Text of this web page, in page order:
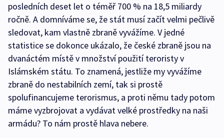
posledních deset let o téměř 700 % na 18,5 miliardy
ročně. A domníváme se, že stát musí začít velmi pečlivě
sledovat, kam vlastně zbraně vyvážíme. V jedné
statistice se dokonce ukázalo, že české zbraně jsou na
dvanáctém místě v množství použití teroristy v
Islámském státu. To znamená, jestliže my vyvážíme
zbraně do nestabilních zemí, tak si prostě
spolufinancujeme terorismus, a proti němu tady potom
máme vyzbrojovat a vydávat velké prostředky na naši
armádu? To nám prostě hlava nebere.